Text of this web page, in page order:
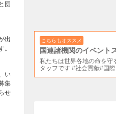
こちらもオススメ
国連諸機関のイベン
私たちは世界各地の命を守
タッフです #社会貢献#国
団
出
。
い
集
せ